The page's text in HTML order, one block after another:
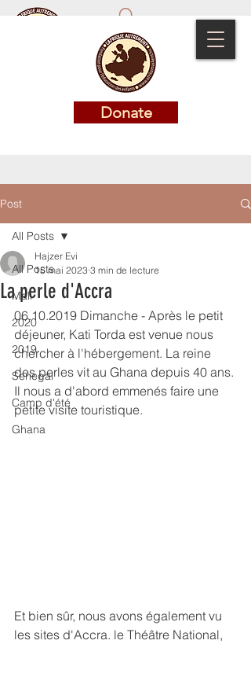
Donate
Donate
Post
All Posts
Mali
2020
2019
Senegal
Camp d'été
Ghana
All Posts
La perle d'Accra
Hajzer Evi
15 mai 2023 3 min de lecture
06.10.2019 Dimanche - Après le petit
déjeuner, Kati Torda est venue nous
chercher à l'hébergement. La reine
des perles vit au Ghana depuis 40 ans.
Il nous a d'abord emmenés faire une
petite visite touristique.
Et bien sûr, nous avons également vu
les sites d'Accra. le Théâtre National,